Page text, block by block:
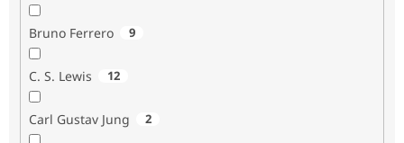
Bruno Ferrero 9
C. S. Lewis 12
Carl Gustav Jung 2